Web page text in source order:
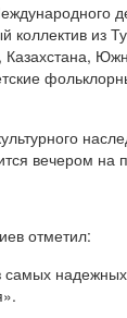
коллектив из
вечером
отметил:
самых